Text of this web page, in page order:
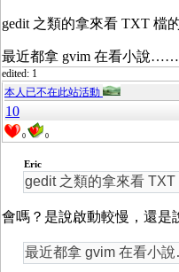
gedit 之類的拿來看 TXT 檔
最近都拿 gvim 在看小說……
edited: 1
本人已不在此站活動
10
0 0
Eric
gedit 之類的拿來看
會嗎？是說啟動較慢，還是
最近都拿 gvim 在看小